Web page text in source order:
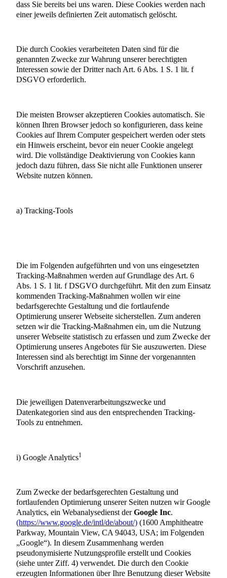
dass Sie bereits bei uns waren. Diese Cookies werden nach
einer jeweils definierten Zeit automatisch gelöscht.
Die durch Cookies verarbeiteten Daten sind für die
genannten Zwecke zur Wahrung unserer berechtigten
Interessen sowie der Dritter nach Art. 6 Abs. 1 S. 1 lit. f
DSGVO erforderlich.
Die meisten Browser akzeptieren Cookies automatisch. Sie
können Ihren Browser jedoch so konfigurieren, dass keine
Cookies auf Ihrem Computer gespeichert werden oder stets
ein Hinweis erscheint, bevor ein neuer Cookie angelegt
wird. Die vollständige Deaktivierung von Cookies kann
jedoch dazu führen, dass Sie nicht alle Funktionen unserer
Website nutzen können.
a) Tracking-Tools
Die im Folgenden aufgeführten und von uns eingesetzten
Tracking-Maßnahmen werden auf Grundlage des Art. 6
Abs. 1 S. 1 lit. f DSGVO durchgeführt. Mit den zum Einsatz
kommenden Tracking-Maßnahmen wollen wir eine
bedarfsgerechte Gestaltung und die fortlaufende
Optimierung unserer Webseite sicherstellen. Zum anderen
setzen wir die Tracking-Maßnahmen ein, um die Nutzung
unserer Webseite statistisch zu erfassen und zum Zwecke der
Optimierung unseres Angebotes für Sie auszuwerten. Diese
Interessen sind als berechtigt im Sinne der vorgenannten
Vorschrift anzusehen.
Die jeweiligen Datenverarbeitungszwecke und
Datenkategorien sind aus den entsprechenden Tracking-
Tools zu entnehmen.
i) Google Analytics1
Zum Zwecke der bedarfsgerechten Gestaltung und
fortlaufenden Optimierung unserer Seiten nutzen wir Google
Analytics, ein Webanalysedienst derGoogle Inc.
(https://www.google.de/intl/de/about/) (1600 Amphitheatre
Parkway, Mountain View, CA 94043, USA; im Folgenden
„Google“). In diesem Zusammenhang werden
pseudonymisierte Nutzungsprofile erstellt und Cookies
(siehe unter Ziff. 4) verwendet. Die durch den Cookie
erzeugten Informationen über Ihre Benutzung dieser Website